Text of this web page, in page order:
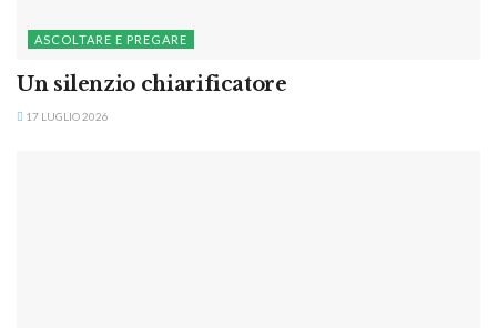
ASCOLTARE E PREGARE
Un silenzio chiarificatore
17 LUGLIO 2026